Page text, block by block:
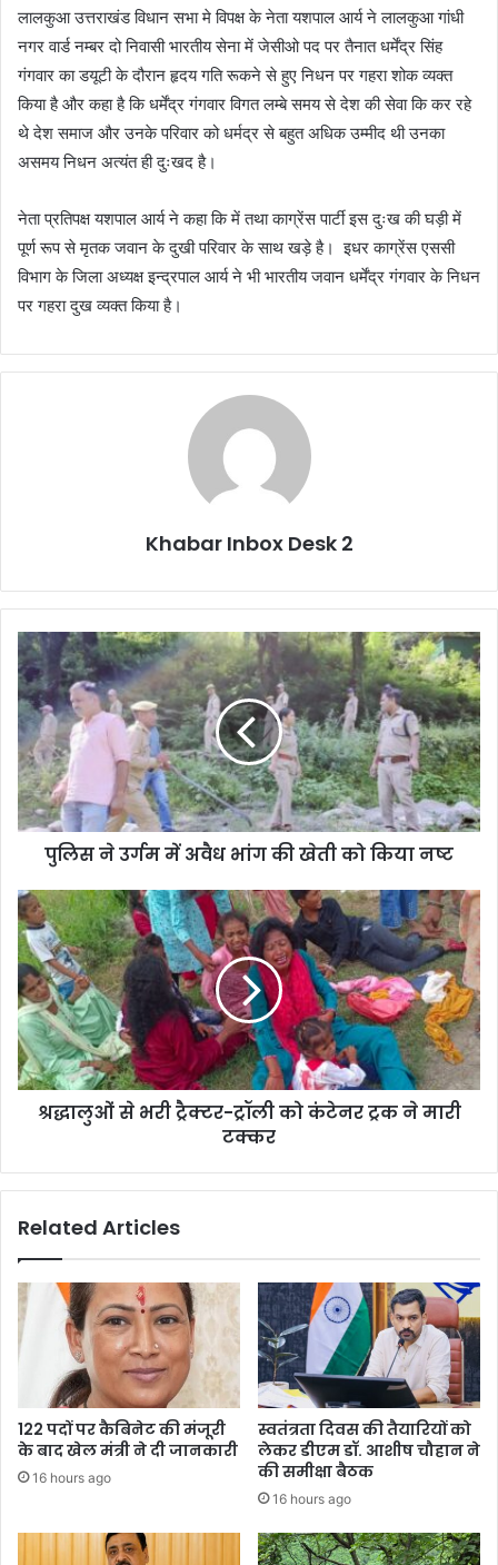
लालकुआ उत्तराखंड विधान सभा मे विपक्ष के नेता यशपाल आर्य ने लालकुआ गांधी
नगर वार्ड नम्बर दो निवासी भारतीय सेना में जेसीओ पद पर तैनात धर्मेंद्र सिंह
गंगवार का डयूटी के दौरान हृदय गति रूकने से हुए निधन पर गहरा शोक व्यक्त
किया है और कहा है कि धर्मेंद्र गंगवार विगत लम्बे समय से देश की सेवा कि कर रहे
थे देश समाज और उनके परिवार को धर्मद्र से बहुत अधिक उम्मीद थी उनका
असमय निधन अत्यंत ही दुःखद है।
नेता प्रतिपक्ष यशपाल आर्य ने कहा कि में तथा काग्रेंस पार्टी इस दुःख की घड़ी में
पूर्ण रूप से मृतक जवान के दुखी परिवार के साथ खड़े है। इधर काग्रेंस एससी
विभाग के जिला अध्यक्ष इन्द्रपाल आर्य ने भी भारतीय जवान धर्मेंद्र गंगवार के निधन
पर गहरा दुख व्यक्त किया है।
Khabar Inbox Desk 2
पुलिस
ने
उर्गम
में
अवैध
भांग
की
खेती
को
पुलिस ने उर्गम में अवैध भांग की खेती को किया नष्ट
श्रद्धालुओं
से
भरी
ट्रैक्टर-
ट्रॉली
को
कंटेनर
ट्रक
ने
श्रद्धालुओं से भरी ट्रैक्टर-ट्रॉली को कंटेनर ट्रक ने मारी
टक्कर
Related Articles
122 पदों पर कैबिनेट की मंजूरी
के बाद खेल मंत्री ने दी जानकारी
16 hours ago
स्वतंत्रता दिवस की तैयारियों को
लेकर डीएम डॉ. आशीष चौहान ने
की समीक्षा बैठक
16 hours ago